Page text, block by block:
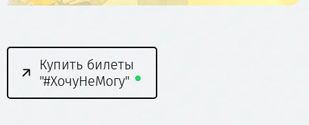
Купить билеты
"#ХочуНеМогу"